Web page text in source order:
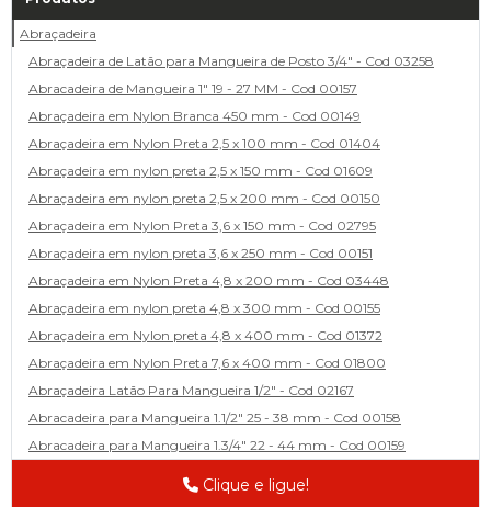
Abraçadeira
Abraçadeira de Latão para Mangueira de Posto 3/4" - Cod 03258
Abracadeira de Mangueira 1" 19 - 27 MM - Cod 00157
Abraçadeira em Nylon Branca 450 mm - Cod 00149
Abraçadeira em Nylon Preta 2,5 x 100 mm - Cod 01404
Abraçadeira em nylon preta 2,5 x 150 mm - Cod 01609
Abraçadeira em nylon preta 2,5 x 200 mm - Cod 00150
Abraçadeira em Nylon Preta 3,6 x 150 mm - Cod 02795
Abraçadeira em nylon preta 3,6 x 250 mm - Cod 00151
Abraçadeira em Nylon Preta 4,8 x 200 mm - Cod 03448
Abraçadeira em nylon preta 4,8 x 300 mm - Cod 00155
Abraçadeira em Nylon preta 4,8 x 400 mm - Cod 01372
Abraçadeira em Nylon Preta 7,6 x 400 mm - Cod 01800
Abraçadeira Latão Para Mangueira 1/2" - Cod 02167
Abracadeira para Mangueira 1.1/2" 25 - 38 mm - Cod 00158
Abracadeira para Mangueira 1.3/4" 22 - 44 mm - Cod 00159
Abracadeira para Mangueira 1/2' 14 - 22 - Cod 02585
Clique e ligue!